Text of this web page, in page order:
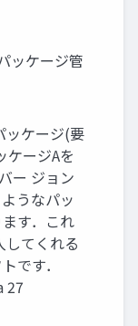
ッケージ管
ッケージ(要
ケージAを
ー ジョン
うなパッ
す．これ
してくれる
です．
27